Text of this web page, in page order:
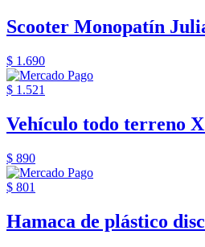
Scooter Monopatín
$ 1.690
$ 1.521
Vehículo todo terreno
$ 890
$ 801
Hamaca de plástico